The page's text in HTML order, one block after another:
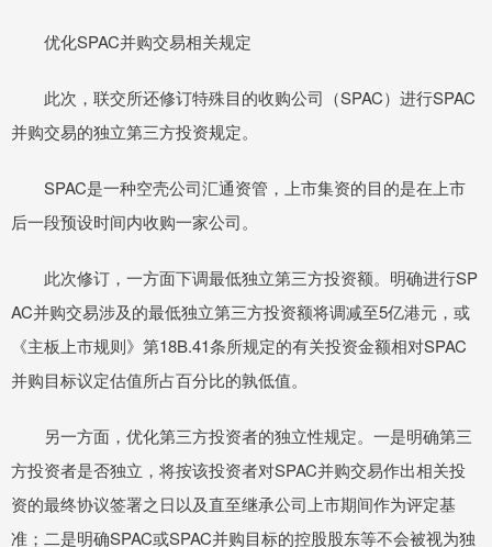
优化SPAC并购交易相关规定
此次，联交所还修订特殊目的收购公司（SPAC）进行SPAC
并购交易的独立第三方投资规定。
SPAC是一种空壳公司汇通资管，上市集资的目的是在上市
后一段预设时间内收购一家公司。
此次修订，一方面下调最低独立第三方投资额。明确进行SP
AC并购交易涉及的最低独立第三方投资额将调减至5亿港元，或
《主板上市规则》第18B.41条所规定的有关投资金额相对SPAC
并购目标议定估值所占百分比的孰低值。
另一方面，优化第三方投资者的独立性规定。一是明确第三
方投资者是否独立，将按该投资者对SPAC并购交易作出相关投
资的最终协议签署之日以及直至继承公司上市期间作为评定基
准；二是明确SPAC或SPAC并购目标的控股股东等不会被视为独